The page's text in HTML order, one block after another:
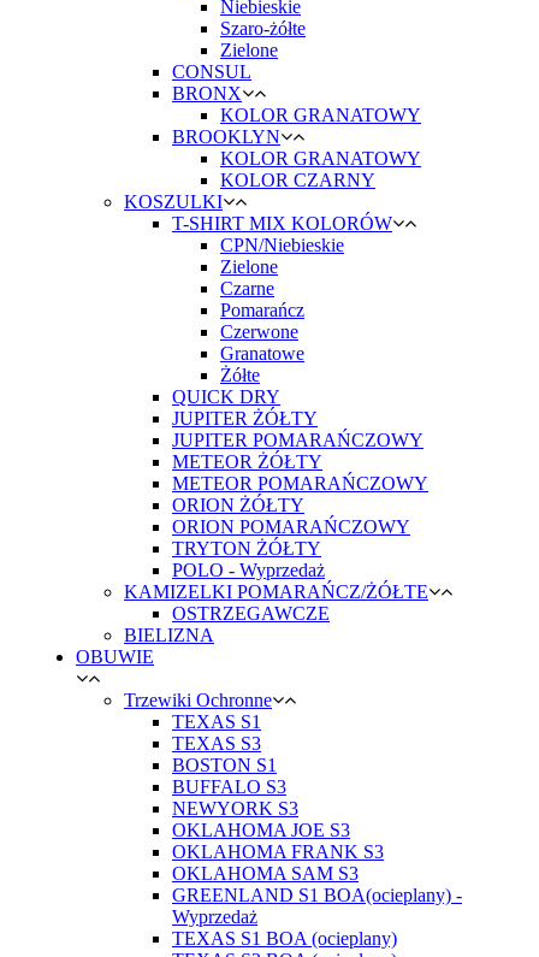
Niebieskie
Szaro-żółte
Zielone
CONSUL
BRONX
KOLOR GRANATOWY
BROOKLYN
KOLOR GRANATOWY
KOLOR CZARNY
KOSZULKI
T-SHIRT MIX KOLORÓW
CPN/Niebieskie
Zielone
Czarne
Pomarańcz
Czerwone
Granatowe
Żółte
QUICK DRY
JUPITER ŻÓŁTY
JUPITER POMARAŃCZOWY
METEOR ŻÓŁTY
METEOR POMARAŃCZOWY
ORION ŻÓŁTY
ORION POMARAŃCZOWY
TRYTON ŻÓŁTY
POLO - Wyprzedaż
KAMIZELKI POMARAŃCZ/ŻÓŁTE
OSTRZEGAWCZE
BIELIZNA
OBUWIE
Trzewiki Ochronne
TEXAS S1
TEXAS S3
BOSTON S1
BUFFALO S3
NEWYORK S3
OKLAHOMA JOE S3
OKLAHOMA FRANK S3
OKLAHOMA SAM S3
GREENLAND S1 BOA(ocieplany) -
Wyprzedaż
TEXAS S1 BOA (ocieplany)